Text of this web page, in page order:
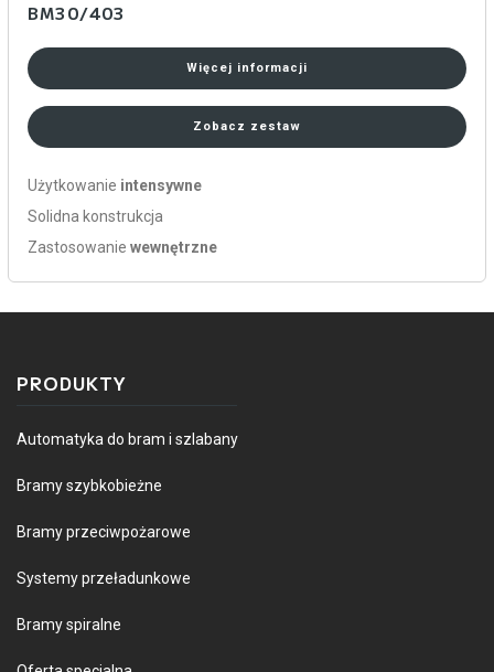
BM30/403
Więcej informacji
Zobacz zestaw
Użytkowanie intensywne
Solidna konstrukcja
Zastosowanie wewnętrzne
PRODUKTY
Automatyka do bram i szlabany
Bramy szybkobieżne
Bramy przeciwpożarowe
Systemy przeładunkowe
Bramy spiralne